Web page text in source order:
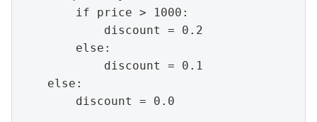
        if price > 1000:
            discount = 0.2
        else:
            discount = 0.1
    else:
        discount = 0.0